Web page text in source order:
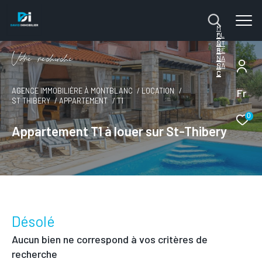
Fr
0
M
O
NT
B
LA
N
C
FL
O
RE
N
SA
C
Vore recece
AGENCE IMMOBILIÈRE À MONTBLANC
LOCATION
ST THIBERY
APPARTEMENT T1
Appartement T1 à louer sur St-Thibery
Désolé
Aucun bien ne correspond à vos critères de
recherche